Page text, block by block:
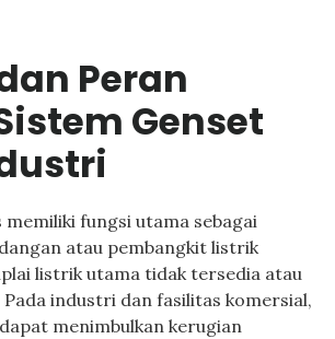
Peran
Genset
memiliki fungsi utama sebagai
atau pembangkit listrik
listrik utama tidak tersedia atau
industri dan fasilitas komersial,
menimbulkan kerugian